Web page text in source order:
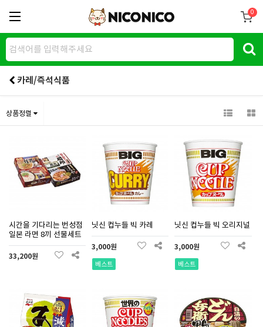
0
카레/즉석식품
상품정렬
시간을 기다리는 번성점
일본 라면 8끼 선물세트
33,200원
닛신 컵누들 빅 카레
3,000원
베스트
닛신 컵누들 빅 오리지널
3,000원
베스트